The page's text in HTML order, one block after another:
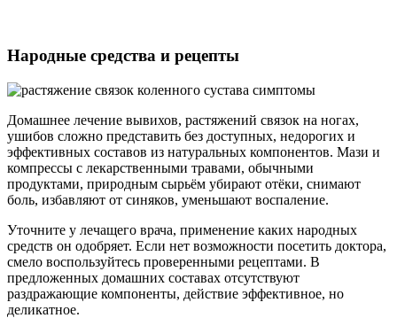
Народные средства и рецепты
Домашнее лечение вывихов, растяжений связок на ногах,
ушибов сложно представить без доступных, недорогих и
эффективных составов из натуральных компонентов. Мази и
компрессы с лекарственными травами, обычными
продуктами, природным сырьём убирают отёки, снимают
боль, избавляют от синяков, уменьшают воспаление.
Уточните у лечащего врача, применение каких народных
средств он одобряет. Если нет возможности посетить доктора,
смело воспользуйтесь проверенными рецептами. В
предложенных домашних составах отсутствуют
раздражающие компоненты, действие эффективное, но
деликатное.